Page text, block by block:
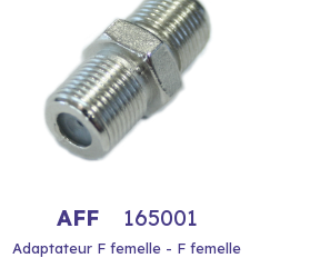
AFF 165001
Adaptateur F femelle - F femelle